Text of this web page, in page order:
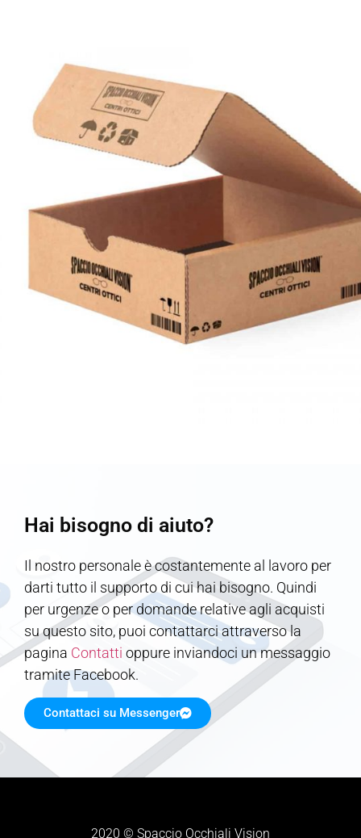
Hai bisogno di aiuto?
Il nostro personale è costantemente al lavoro per
darti tutto il supporto di cui hai bisogno. Quindi
per urgenze o per domande relative agli acquisti
su questo sito, puoi contattarci attraverso la
pagina Contatti oppure inviandoci un messaggio
tramite Facebook.
Contattaci su Messenger
2020 © Spaccio Occhiali Vision